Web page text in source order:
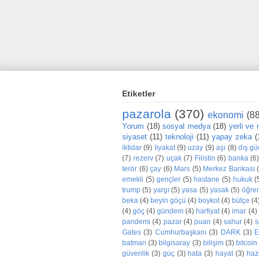
Etiketler
pazarola (370) ekonomi
Yorum (18) sosyal medya (18) yerli ve
siyaset (11) teknoloji (11) yapay zeka
iktidar (9) liyakat (9) uzay (9) aşı (8) dış
(7) rezerv (7) uçak (7) Filistin (6) banka (6)
terör (6) çay (6) Mars (5) Merkez Bankası
emekli (5) gençler (5) hastane (5) hukuk
trump (5) yargı (5) yasa (5) yasak (5)
beka (4) beyin göçü (4) boykot (4) bütçe
(4) göç (4) gündem (4) harfiyat (4) imar (4)
pandemi (4) pazar (4) puan (4) sahur (4)
Gates (3) Cumhurbaşkanı (3) DARK (3)
batman (3) bilgisaray (3) bilişim (3) bitcoin
güvenlik (3) güç (3) hata (3) hayat (3)